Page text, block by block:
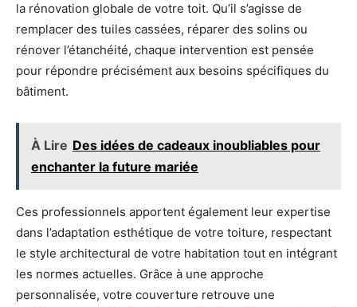
la rénovation globale de votre toit. Qu’il s’agisse de
remplacer des tuiles cassées, réparer des solins ou
rénover l’étanchéité, chaque intervention est pensée
pour répondre précisément aux besoins spécifiques du
bâtiment.
À Lire Des idées de cadeaux inoubliables pour
enchanter la future mariée
Ces professionnels apportent également leur expertise
dans l’adaptation esthétique de votre toiture, respectant
le style architectural de votre habitation tout en intégrant
les normes actuelles. Grâce à une approche
personnalisée, votre couverture retrouve une